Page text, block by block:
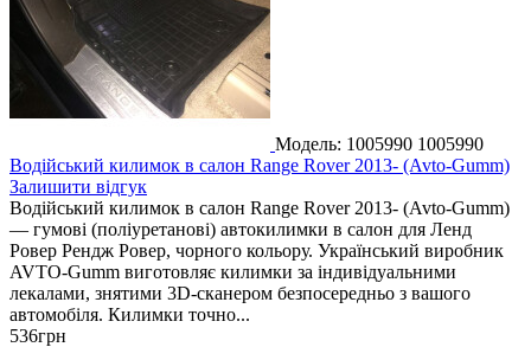
Модель: 1005990 1005990
Водійський килимок в салон Range Rover 2013- (Avto-Gumm)
Залишити відгук
Водійський килимок в салон Range Rover 2013- (Avto-Gumm)
— гумові (поліуретанові) автокилимки в салон для Ленд
Ровер Рендж Ровер, чорного кольору. Український виробник
AVTO-Gumm виготовляє килимки за індивідуальними
лекалами, знятими 3D-сканером безпосередньо з вашого
автомобіля. Килимки точно...
536грн